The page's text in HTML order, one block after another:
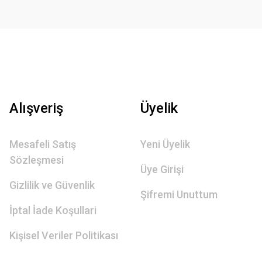
Alışveriş
Mesafeli Satış
Sözleşmesi
Gizlilik ve Güvenlik
İptal İade Koşullari
Kişisel Veriler Politikası
Üyelik
Yeni Üyelik
Üye Girişi
Şifremi Unuttum